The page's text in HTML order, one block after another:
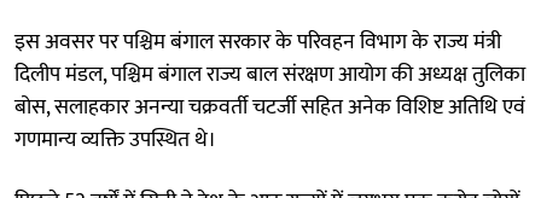
इस अवसर पर पश्चिम बंगाल सरकार के परिवहन विभाग के राज्य मंत्री
दिलीप मंडल, पश्चिम बंगाल राज्य बाल संरक्षण आयोग की अध्यक्ष तुलिका
बोस, सलाहकार अनन्या चक्रवर्ती चटर्जी सहित अनेक विशिष्ट अतिथि एवं
गणमान्य व्यक्ति उपस्थित थे।